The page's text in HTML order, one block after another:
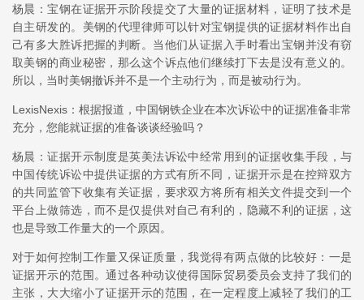
杨晨：宝钢在证据开示阶段提交了大量的证据材料，证明了技术是
自主研发的。美钢的代理律师可以针对宝钢提供的证据材料作出自
己有多大胜诉把握的判断。当他们从证据入手时看出宝钢并没有窃
取美钢的商业秘密，那么这个诉点他们继续打下去是没有意义的。
所以，当时美钢撤诉并不是一个主动行为，而是被动行为。
LexisNexis：根据报道，中国钢铁企业在本次诉讼中的证据准备非常
充分，您能就证据的准备谈谈经验吗？
杨晨：证据开示制度是英美法诉讼中经常用到的证据收集手段，与
中国传统诉讼中提供证据的方式有所不同，证据开示是在控辩双方
的共同监管下收集有关证据，要求双方将所有相关文件提交到一个
平台上做筛选，而不是仅提供对自己有利的，隐藏不利的证据，这
也是导致工作量大的一个原因。
对于如何控制工作量又保证质量，我觉得有两点做的比较好：一是
证据开示的范围。通过各种动议使得国际贸易委员会支持了我们的
主张，大大缩小了证据开示的范围，在一定程度上减轻了我们的工